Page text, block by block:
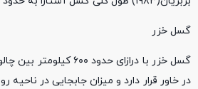
گسل خزر
گسل خزر با درازای حدود
در خاور قرار دارد و میزان جابجایی در ناحیه